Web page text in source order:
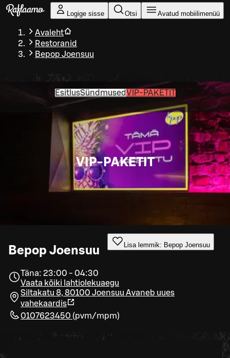
Liigu peamise sisu juurde
Logige sisse Otsi Avatud mobiilimenüü
Avaleht
Restoranid
Bepop Joensuu
EsitlusSündmusedVIP-PAKETIT
VIP-PAKETIT
Bepop Joensuu Lisa lemmik: Bepop Joensuu
Täna: 23:00 - 04:30
Vaata kõiki lahtiolekuaegu
Siltakatu 8, 80100 Joensuu Avaneb uues
vahekaardis
0107623450 (pvm/mpm)